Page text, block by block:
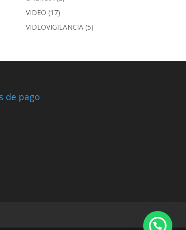
VIDEO (17)
VIDEOVIGILANCIA (5)
de pago